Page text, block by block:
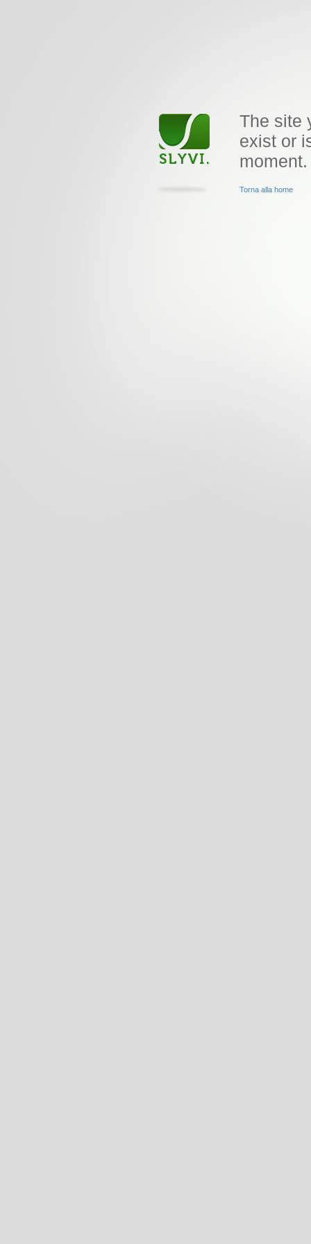
The site
exist or
moment.
Torna alla home